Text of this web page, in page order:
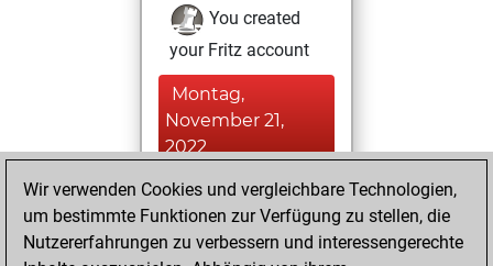
You created
your Fritz account
Montag,
November 21,
2022
You played 2
bullet games
Play
Wir verwenden Cookies und vergleichbare Technologien,
um bestimmte Funktionen zur Verfügung zu stellen, die
Nutzererfahrungen zu verbessern und interessengerechte